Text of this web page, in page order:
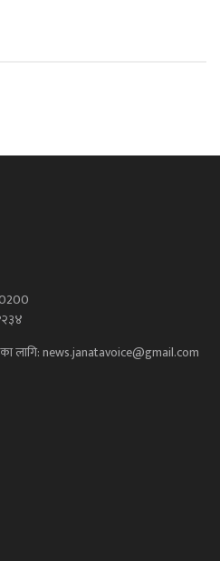
लागि: news.janatavoice@gmail.com